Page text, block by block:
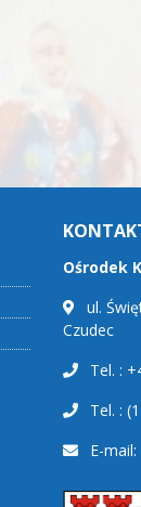
Ośrodek
ul.
Czudec
Tel. :
Tel. :
E-mail: